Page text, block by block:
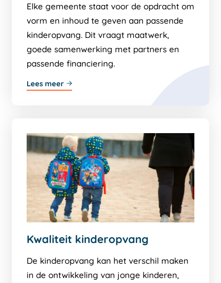
Elke gemeente staat voor de opdracht om
vorm en inhoud te geven aan passende
kinderopvang. Dit vraagt maatwerk,
goede samenwerking met partners en
passende financiering.
Lees meer
Kwaliteit kinderopvang
De kinderopvang kan het verschil maken
in de ontwikkeling van jonge kinderen,